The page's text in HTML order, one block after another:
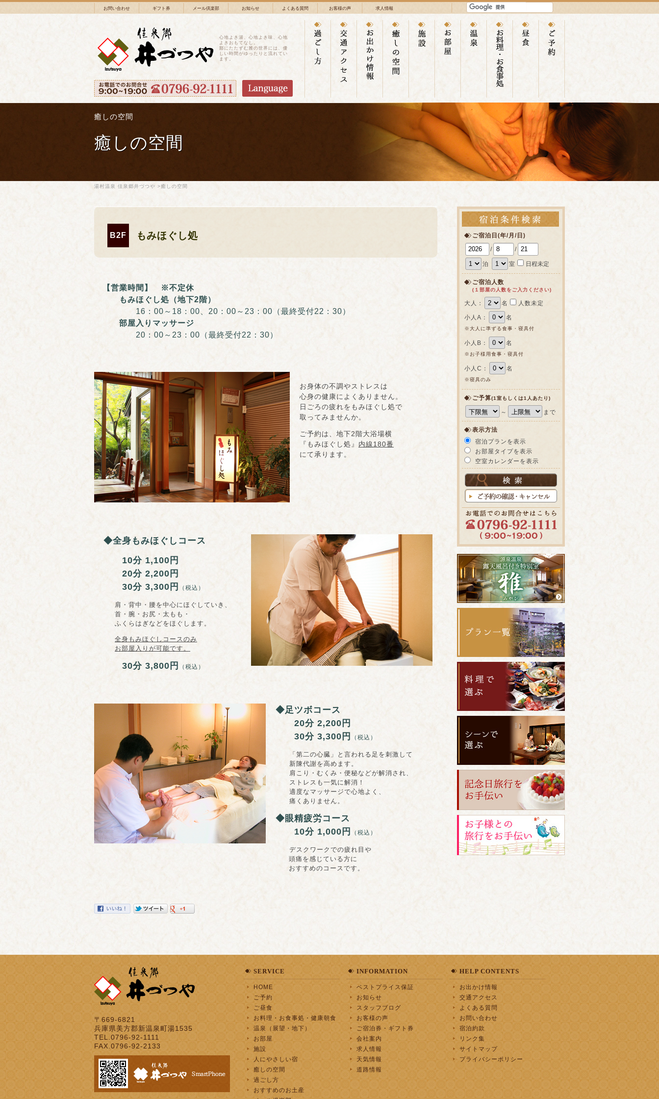
お問い合わせ ギフト券 メール倶楽部 お知らせ よくある質問 お客様の声 求人情報
心地よき湯、心地よき味、心地
よきおもてなし。
鄙にたたずむ雅の世界には、優
しい時間がゆったりと流れてい
ます。
癒しの空間
癒しの空間
湯村温泉 佳泉郷井づつや >癒しの空間
B2F もみほぐし処
【営業時間】 ※不定休
もみほぐし処（地下2階）
16：00～18：00、20：00～23：00（最終受付22：30）
部屋入りマッサージ
20：00～23：00（最終受付22：30）
お身体の不調やストレスは
心身の健康によくありません。
日ごろの疲れをもみほぐし処で
取ってみませんか。
ご予約は、地下2階大浴場横
『もみほぐし処』 内線180番
にて承ります。
◆全身もみほぐしコース
10分 1,100円
20分 2,200円
30分 3,300円 （税込）
肩・背中・腰を中心にほぐしていき、
首・腕・お尻・太もも・
ふくらはぎなどをほぐします。
全身もみほぐしコースのみ
お部屋入りが可能です。
30分 3,800円 （税込）
◆足ツボコース
20分 2,200円
30分 3,300円
（税込）
「第二の心臓」と言われる足を刺激して
新陳代謝を高めます。
肩こり・むくみ・便秘などが解消され、
ストレスも一気に解消！
適度なマッサージで心地よく、
痛くありません。
◆眼精疲労コース
10分 1,000円
（税込）
デスクワークでの疲れ目や
頭痛を感じている方に
おすすめのコースです。
ご宿泊日(年/月/日)
/
/
泊 室 日程未定
ご宿泊人数
(１部屋の人数をご入力ください)
大人： 名 人数未定
小人A： 名
※大人に準ずる食事・寝具付
小人B： 名
※お子様用食事・寝具付
小人C： 名
※寝具のみ
ご予算(1室もしくは1人あたり)
～ まで
表示方法
宿泊プランを表示
お部屋タイプを表示
空室カレンダーを表示
〒669-6821
兵庫県美方郡新温泉町湯1535
TEL.0796-92-1111
FAX.0796-92-2133
SERVICE
HOME
ご予約
ご昼食
お料理・お食事処・健康朝食
温泉（展望・地下）
お部屋
施設
人にやさしい宿
癒しの空間
過ごし方
おすすめのお土産
INFORMATION
ベストプライス保証
お知らせ
スタッフブログ
お客様の声
ご宿泊券・ギフト券
会社案内
求人情報
天気情報
道路情報
HELP CONTENTS
お出かけ情報
交通アクセス
よくある質問
お問い合わせ
宿泊約款
リンク集
サイトマップ
プライバシーポリシー